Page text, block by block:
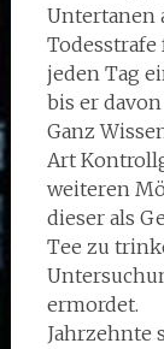
Untertanen
Todesstrafe
jeden Tag
bis er
Ganz
Art
weiteren
dieser als
Tee zu
ermordet.
Jahrzehnte